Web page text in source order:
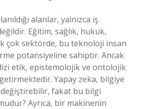
alanlar, yalnızca iş
Eğitim, sağlık, hukuk,
çok sektörde, bu teknoloji insan
potansiyeline sahiptir. Ancak
etik, epistemolojik ve ontolojik
Yapay zeka, bilgiye
fakat bu bilgi
Ayrıca, bir makinenin